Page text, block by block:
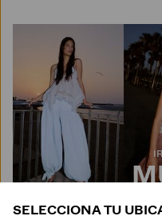
SELECCIONA TU